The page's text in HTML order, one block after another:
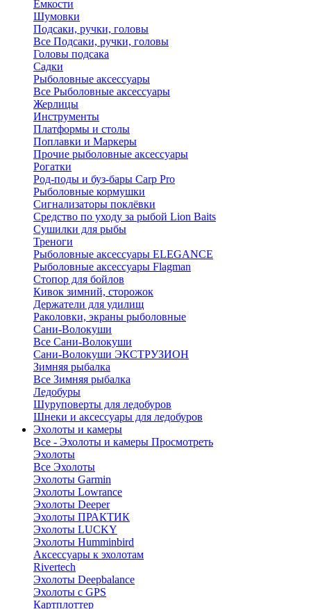
Ёмкости
Шумовки
Подсаки, ручки, головы
Все Подсаки, ручки, головы
Головы подсака
Садки
Рыболовные аксессуары
Все Рыболовные аксессуары
Жерлицы
Инструменты
Платформы и столы
Поплавки и Маркеры
Прочие рыболовные аксессуары
Рогатки
Род-поды и буз-бары Carp Pro
Рыболовные кормушки
Сигнализаторы поклёвки
Средство по уходу за рыбой Lion Baits
Сушилки для рыбы
Треноги
Рыболовные аксессуары ELEGANCE
Рыболовные аксессуары Flagman
Стопор для бойлов
Кивок зимний, сторожок
Держатели для удилищ
Раколовки, экраны рыболовные
Сани-Волокуши
Все Сани-Волокуши
Сани-Волокуши ЭКСТРУЗИОН
Зимняя рыбалка
Все Зимняя рыбалка
Ледобуры
Шуруповерты для ледобуров
Шнеки и аксессуары для ледобуров
Эхолоты и камеры
Все - Эхолоты и камеры Просмотреть
Эхолоты
Все Эхолоты
Эхолоты Garmin
Эхолоты Lowrance
Эхолоты Deeper
Эхолоты ПРАКТИК
Эхолоты LUCKY
Эхолоты Humminbird
Аксессуары к эхолотам
Rivertech
Эхолоты Deepbalance
Эхолоты с GPS
Картплоттер